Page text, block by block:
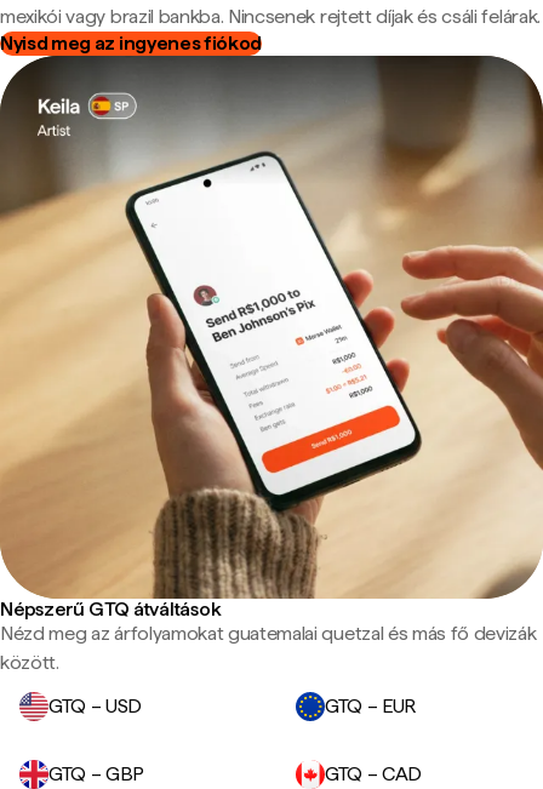
mexikói vagy brazil bankba. Nincsenek rejtett díjak és csáli felárak.
Nyisd meg az ingyenes fiókod
Népszerű GTQ átváltások
Nézd meg az árfolyamokat guatemalai quetzal és más fő devizák
között.
GTQ – USD
GTQ – EUR
GTQ – GBP GTQ – CAD